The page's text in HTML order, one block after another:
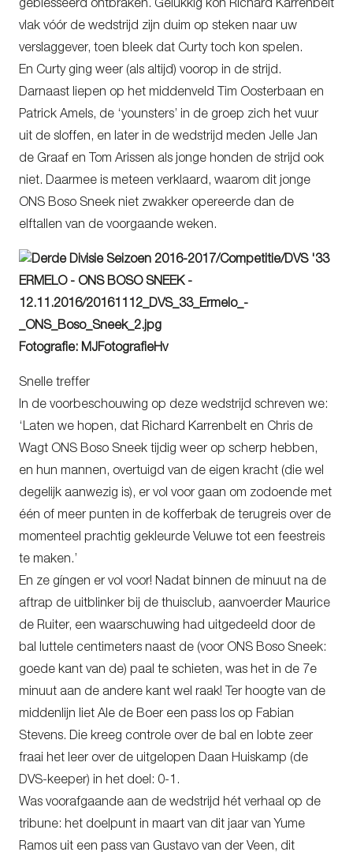
geblesseerd ontbraken. Gelukkig kon Richard Karrenbelt
vlak vóór de wedstrijd zijn duim op steken naar uw
verslaggever, toen bleek dat Curty toch kon spelen.
En Curty ging weer (als altijd) voorop in de strijd.
Darnaast liepen op het middenveld Tim Oosterbaan en
Patrick Amels, de ‘younsters’ in de groep zich het vuur
uit de sloffen, en later in de wedstrijd meden Jelle Jan
de Graaf en Tom Arissen als jonge honden de strijd ook
niet. Daarmee is meteen verklaard, waarom dit jonge
ONS Boso Sneek niet zwakker opereerde dan de
elftallen van de voorgaande weken.
Fotografie: MJFotografieHv
Snelle treffer
In de voorbeschouwing op deze wedstrijd schreven we:
‘Laten we hopen, dat Richard Karrenbelt en Chris de
Wagt ONS Boso Sneek tijdig weer op scherp hebben,
en hun mannen, overtuigd van de eigen kracht (die wel
degelijk aanwezig is), er vol voor gaan om zodoende met
één of meer punten in de kofferbak de terugreis over de
momenteel prachtig gekleurde Veluwe tot een feestreis
te maken.’
En ze gíngen er vol voor! Nadat binnen de minuut na de
aftrap de uitblinker bij de thuisclub, aanvoerder Maurice
de Ruiter, een waarschuwing had uitgedeeld door de
bal luttele centimeters naast de (voor ONS Boso Sneek:
goede kant van de) paal te schieten, was het in de 7e
minuut aan de andere kant wel raak! Ter hoogte van de
middenlijn liet Ale de Boer een pass los op Fabian
Stevens. Die kreeg controle over de bal en lobte zeer
fraai het leer over de uitgelopen Daan Huiskamp (de
DVS-keeper) in het doel: 0-1.
Was voorafgaande aan de wedstrijd hét verhaal op de
tribune: het doelpunt in maart van dit jaar van Yume
Ramos uit een pass van Gustavo van der Veen, dit